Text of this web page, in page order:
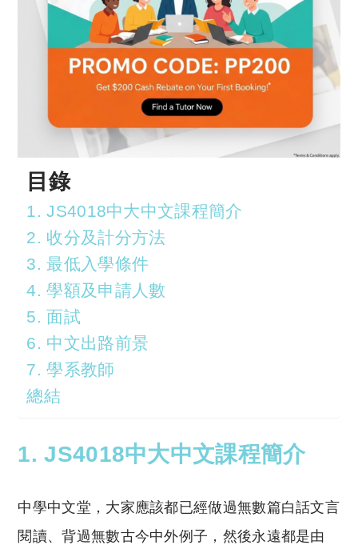
目錄
1. JS4018中大中文課程簡介
2. 收分及計分方法
3. 最低入學條件
4. 學額及申請人數
5. 面試
6. 中文出路前景
7. 學系教師
總結
1. JS4018中大中文課程簡介
中學中文堂，大家應該都已經做過無數篇白話文言
閱讀、背過無數古今中外例子，然後永遠都是由